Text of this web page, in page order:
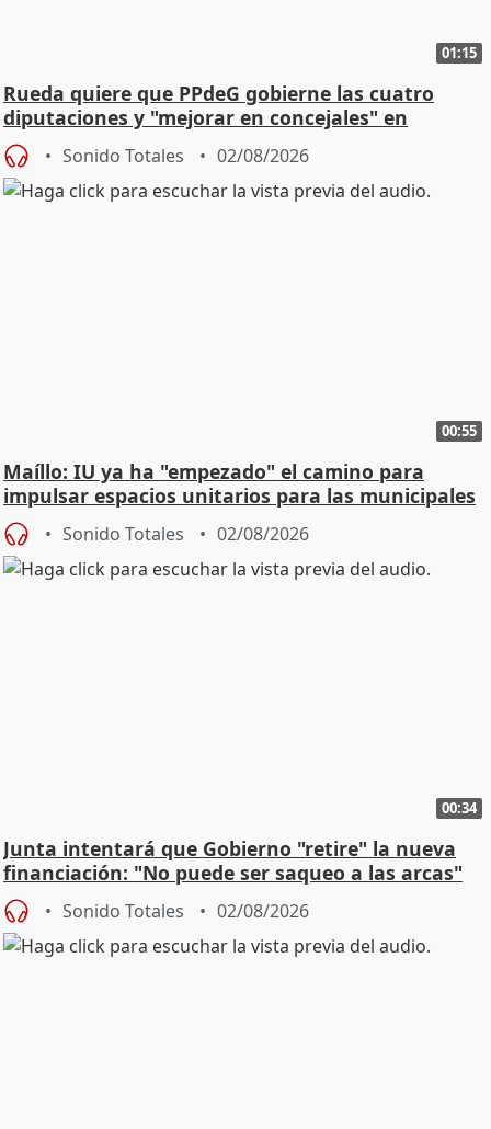
01:15
Rueda quiere que PPdeG gobierne las cuatro
diputaciones y "mejorar en concejales" en
ciudades
Sonido Totales 02/08/2026
00:55
Maíllo: IU ya ha "empezado" el camino para
impulsar espacios unitarios para las municipales
Sonido Totales 02/08/2026
00:34
Junta intentará que Gobierno "retire" la nueva
financiación: "No puede ser saqueo a las arcas"
Sonido Totales 02/08/2026